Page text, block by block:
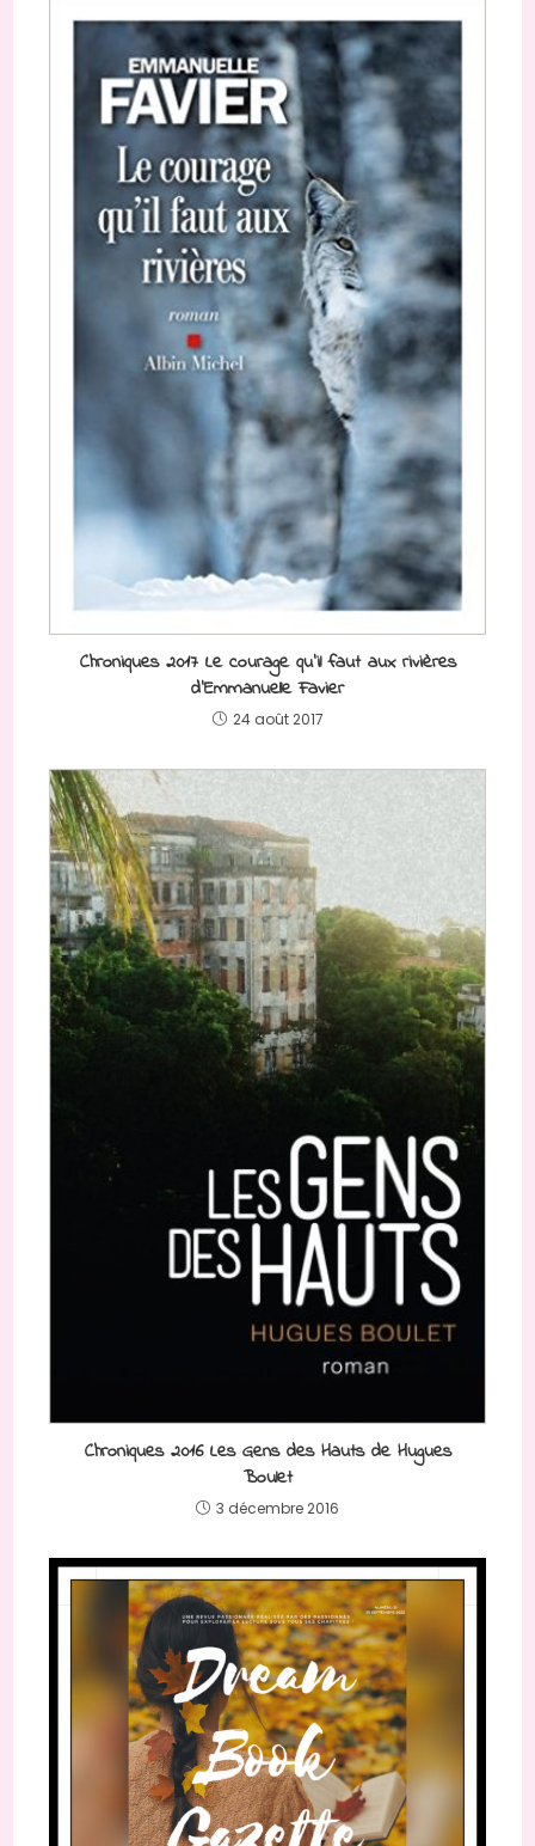
Chroniques 2017 Le courage qu’il faut aux rivières
d’Emmanuelle Favier
24 août 2017
Chroniques 2016 Les Gens des Hauts de Hugues
Boulet
3 décembre 2016